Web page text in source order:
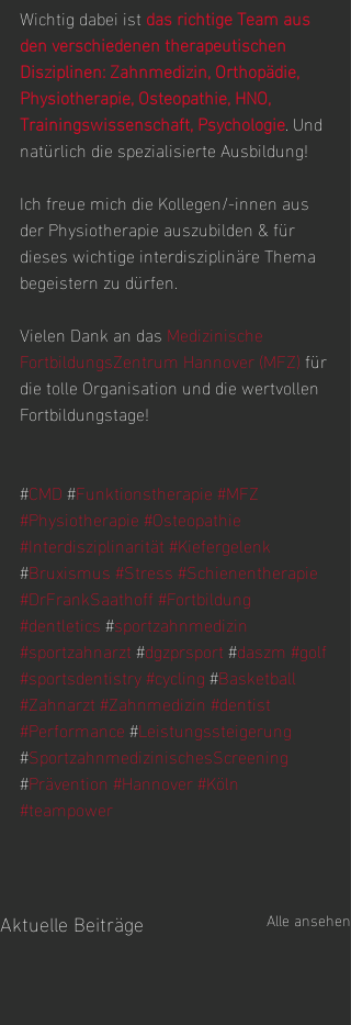
Wichtig dabei ist das richtige Team aus
den verschiedenen therapeutischen
Disziplinen: Zahnmedizin, Orthopädie,
Physiotherapie, Osteopathie, HNO,
Trainingswissenschaft, Psychologie. Und
natürlich die spezialisierte Ausbildung!
Ich freue mich die Kollegen/-innen aus
der Physiotherapie auszubilden & für
dieses wichtige interdisziplinäre Thema
begeistern zu dürfen.
Vielen Dank an das Medizinische
FortbildungsZentrum Hannover (MFZ) für
die tolle Organisation und die wertvollen
Fortbildungstage!
#CMD #Funktionstherapie#MFZ
#Physiotherapie#Osteopathie
#Interdisziplinarität#Kiefergelenk
#Bruxismus#Stress#Schienentherapie
#DrFrankSaathoff#Fortbildung
#dentletics #sportzahnmedizin
#sportzahnarzt #dgzprsport #daszm #golf
#sportsdentistry#cycling #Basketball
#Zahnarzt#Zahnmedizin #dentist
#Performance #Leistungssteigerung
#SportzahnmedizinischesScreening
#Prävention #Hannover#Köln
#teampower
Aktuelle Beiträge Alle ansehen